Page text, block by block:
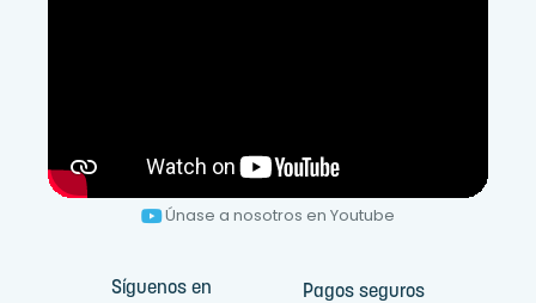
Únase a nosotros en Youtube
Síguenos en Pagos seguros